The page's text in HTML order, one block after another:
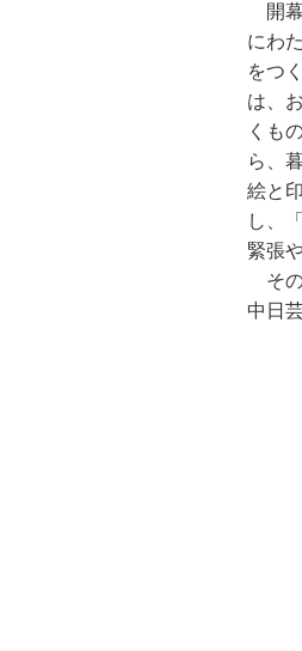
開
にわ
をつ
は、
くも
ら、
絵と
し、
緊張
そ
中日